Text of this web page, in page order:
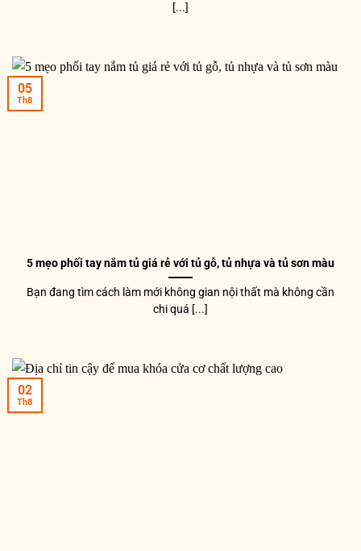
[...]
5 mẹo phối tay nắm tủ giá rẻ với tủ gỗ, tủ nhựa và tủ sơn màu
Bạn đang tìm cách làm mới không gian nội thất mà không cần
chi quá [...]
05
Th8
02
Th8